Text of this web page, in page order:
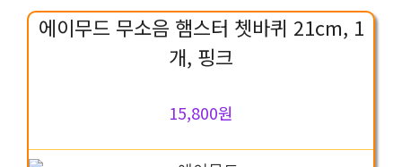
에이무드 무소음 햄스터 쳇바퀴 21cm, 1
개, 핑크
15,800원